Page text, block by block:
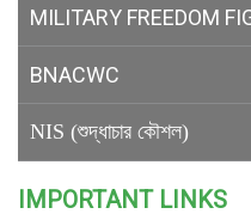
MILITARY FREEDOM
BNACWC
NIS (শুদ্ধাচার কৌশল)
IMPORTANT LINKS